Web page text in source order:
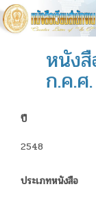
หนัง
ก.ค.
ปี
2548
ประเภทหนังสือ